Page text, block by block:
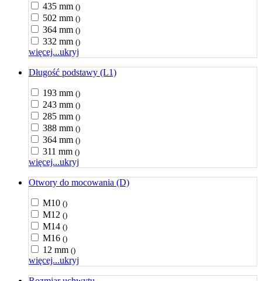
435 mm ()
502 mm ()
364 mm ()
332 mm ()
więcej...ukryj
Długość podstawy (L1)
193 mm ()
243 mm ()
285 mm ()
388 mm ()
364 mm ()
311 mm ()
więcej...ukryj
Otwory do mocowania (D)
M10 ()
M12 ()
M14 ()
M16 ()
12 mm ()
więcej...ukryj